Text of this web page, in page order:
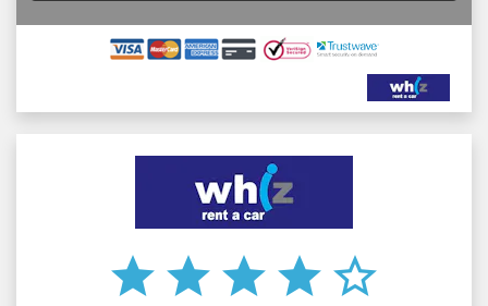
star star star star star_border